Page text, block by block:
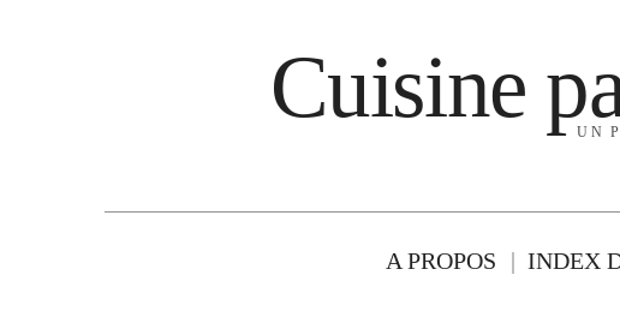
Cuisine UN
A PROPOS INDEX